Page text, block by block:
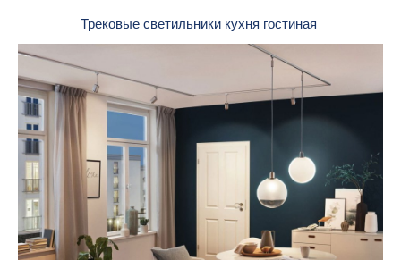
Трековые светильники кухня гостиная